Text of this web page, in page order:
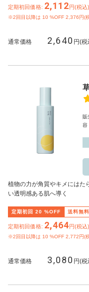
定期初回価格: 2,112円(税込)
※2回目以降は 10 %OFF 2,376円(
通常価格 2,640 円(税
植物の力が角質やキメにはた
い透明感ある肌へ導く
定期初回 20 %OFF 送料無料
定期初回価格: 2,464円(税込)
※2回目以降は 10 %OFF 2,772円(
通常価格 3,080 円(税